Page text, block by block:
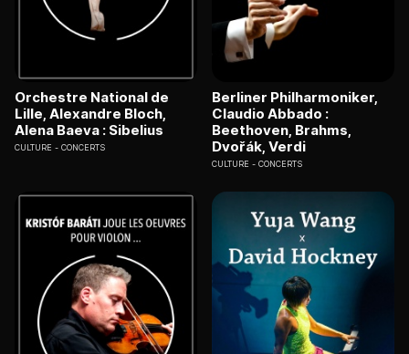
Orchestre National de
Lille, Alexandre Bloch,
Alena Baeva : Sibelius
CULTURE CONCERTS
Berliner Philharmoniker,
Claudio Abbado :
Beethoven, Brahms,
Dvořák, Verdi
CULTURE CONCERTS